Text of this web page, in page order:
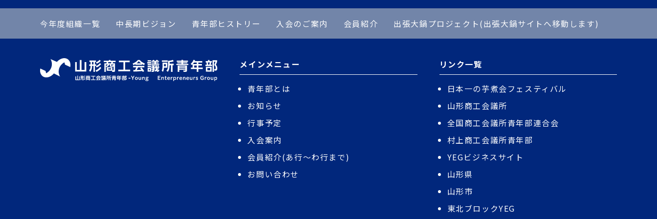
今年度組織一覧 中長期ビジョン 青年部ヒストリー 入会のご案内 会員紹介 出張大鍋プロジェクト(出張大鍋サイトへ移動します)
メインメニュー
青年部とは
お知らせ
行事予定
入会案内
会員紹介(あ行〜わ行まで)
お問い合わせ
リンク一覧
日本一の芋煮会フェスティバル
山形商工会議所
全国商工会議所青年部連合会
村上商工会議所青年部
YEGビジネスサイト
山形県
山形市
東北ブロックYEG